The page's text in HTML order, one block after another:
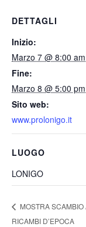
DETTAGLI
Inizio:
Marzo 7 @ 8:00 am
Fine:
Marzo 8 @ 5:00 pm
Sito web:
www.prolonigo.it
LUOGO
LONIGO
MOSTRA
RICAMBI D’EPOCA